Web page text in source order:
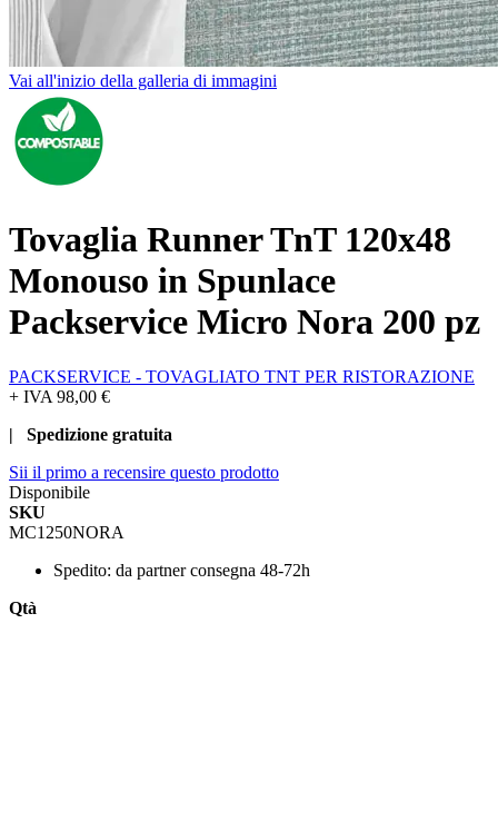
Vai all'inizio della galleria di immagini
Tovaglia Runner TnT 120x48
Monouso in Spunlace
Packservice Micro Nora 200 pz
PACKSERVICE - TOVAGLIATO TNT PER RISTORAZIONE
+ IVA 98,00 €
| Spedizione gratuita
Sii il primo a recensire questo prodotto
Disponibile
SKU
MC1250NORA
Spedito: da partner consegna 48-72h
Qtà